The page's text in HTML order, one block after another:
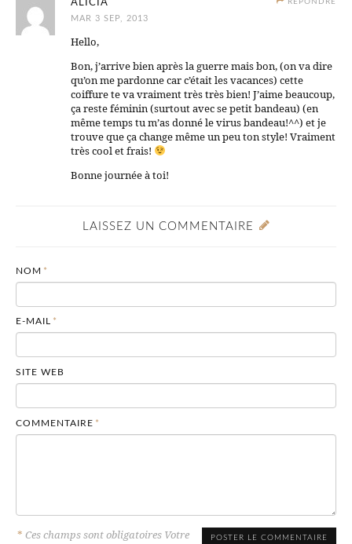
ALICIA
MAR 3 SEP, 2013
Hello,
Bon, j’arrive bien après la guerre mais bon, (on va dire
qu’on me pardonne car c’était les vacances) cette
coiffure te va vraiment très très bien! J’aime beaucoup,
ça reste féminin (surtout avec se petit bandeau) (en
même temps tu m’as donné le virus bandeau!^^) et je
trouve que ça change même un peu ton style! Vraiment
très cool et frais!
Bonne journée à toi!
LAISSEZ UN COMMENTAIRE
NOM *
E-MAIL *
SITE WEB
COMMENTAIRE *
* Ces champs sont obligatoires Votre